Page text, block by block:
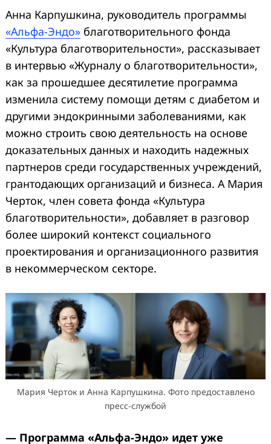
Анна Карпушкина, руководитель программы
«Альфа-Эндо» благотворительного фонда
«Культура благотворительности», рассказывает
в интервью «Журналу о благотворительности»,
как за прошедшее десятилетие программа
изменила систему помощи детям с диабетом и
другими эндокринными заболеваниями, как
можно строить свою деятельность на основе
доказательных данных и находить надежных
партнеров среди государственных учреждений,
грантодающих организаций и бизнеса. А Мария
Черток, член совета фонда «Культура
благотворительности», добавляет в разговор
более широкий контекст социального
проектирования и организационного развития
в некоммерческом секторе.
Мария Черток и Анна Карпушкина. Фото предоставлено
пресс-службой
— Программа «Альфа-Эндо» идет уже